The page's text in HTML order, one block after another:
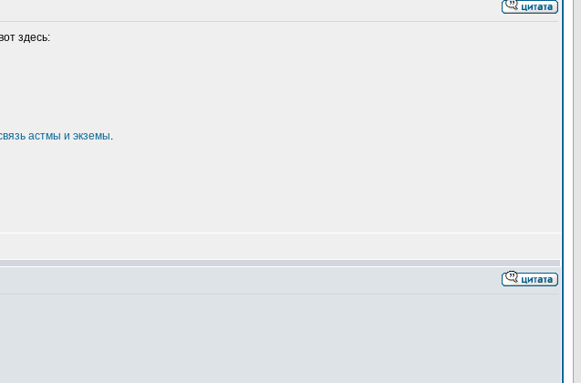
здесь:
астмы и экземы.